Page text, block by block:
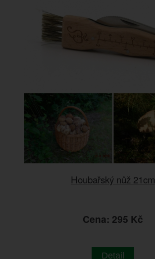
Houbařský nůž 21cm
Cena: 295 Kč
Detail